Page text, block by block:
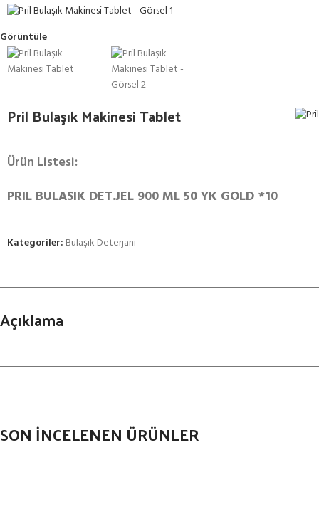
Görüntüle
Pril Bulaşık Makinesi Tablet
Ürün Listesi:
PRIL BULASIK DET.JEL 900 ML 50 YK GOLD *10
Kategoriler: Bulaşık Deterjanı
Açıklama
SON İNCELENEN ÜRÜNLER